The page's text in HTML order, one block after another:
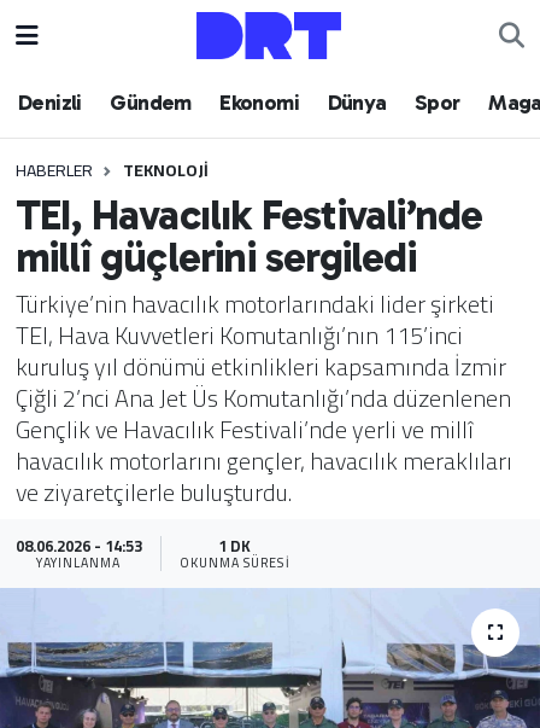
Denizli Gündem Ekonomi Dünya Spor
HABERLER TEKNOLOJI
TEI, Havacılık Festivali’nde
millî güçlerini sergiledi
Türkiye’nin havacılık motorlarındaki lider şirketi
TEI, Hava Kuvvetleri Komutanlığı’nın 115’inci
kuruluş yıl dönümü etkinlikleri kapsamında İzmir
Çiğli 2’nci Ana Jet Üs Komutanlığı’nda düzenlenen
Gençlik ve Havacılık Festivali’nde yerli ve millî
havacılık motorlarını gençler, havacılık meraklıları
ve ziyaretçilerle buluşturdu.
08.06.2026 - 14:53
YAYINLANMA
1 DK
OKUNMA SÜRESI
Denizli
Ekonomi
Dünya
Spor
Magazin
Teknoloji
Sağlık
Yazarlar
Resmi İlan
Hava Durumu
Puan Durumu ve Fikstür
Tüm Manşetler
Son Dakika Haberleri
Haber Arşivi